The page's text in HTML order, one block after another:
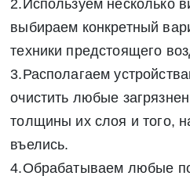
2.Используем несколько
выбираем конкретный
техники предстоящего
3.Располагаем
очистить любые
толщины их слоя и того,
въелись.
4.Обрабатываем любые